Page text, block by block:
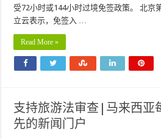
受72小时或144小时过境免签政策。 北京
立云表示，免签入 …
Read More »
支持旅游法审查|马来西亚
先的新闻门户